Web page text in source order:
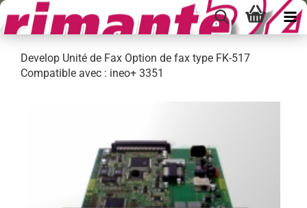
Develop Unité de Fax Option de fax type FK-517
Compatible avec : ineo+ 3351